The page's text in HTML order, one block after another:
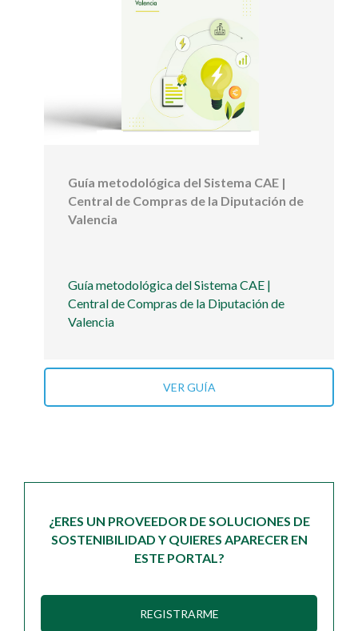
Guía metodológica del Sistema CAE |
Central de Compras de la Diputación de
Valencia
Guía metodológica del Sistema CAE |
Central de Compras de la Diputación de
Valencia
VER GUÍA
¿ERES UN PROVEEDOR DE SOLUCIONES DE
SOSTENIBILIDAD Y QUIERES APARECER EN
ESTE PORTAL?
REGISTRARME